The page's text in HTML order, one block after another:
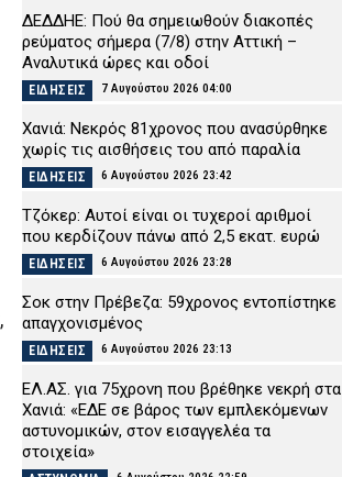
ΔΕΔΔΗΕ: Πού θα σημειωθούν διακοπές
ρεύματος σήμερα (7/8) στην Αττική –
Αναλυτικά ώρες και οδοί
ΕΙΔΗΣΕΙΣ 7 Αυγούστου 2026 04:00
Χανιά: Νεκρός 81χρονος που ανασύρθηκε
χωρίς τις αισθήσεις του από παραλία
ΕΙΔΗΣΕΙΣ 6 Αυγούστου 2026 23:42
Τζόκερ: Αυτοί είναι οι τυχεροί αριθμοί
που κερδίζουν πάνω από 2,5 εκατ. ευρώ
ΕΙΔΗΣΕΙΣ 6 Αυγούστου 2026 23:28
Σοκ στην Πρέβεζα: 59χρονος εντοπίστηκε
απαγχονισμένος
ΕΙΔΗΣΕΙΣ 6 Αυγούστου 2026 23:13
ΕΛ.ΑΣ. για 75χρονη που βρέθηκε νεκρή στα
Χανιά: «ΕΔΕ σε βάρος των εμπλεκόμενων
αστυνομικών, στον εισαγγελέα τα
στοιχεία»